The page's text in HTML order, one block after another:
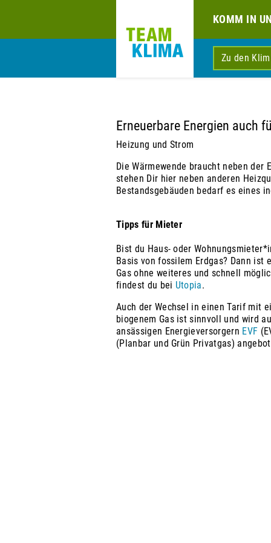
KOMM IN
Zu den
Erneuerbare Energien auch
Heizung und Strom
Die Wärmewende braucht neben
stehen Dir hier neben anderen
Bestandsgebäuden bedarf es eines
Tipps für Mieter
Bist du Haus- oder
Basis von fossilem Erdgas? Dann ist
Gas ohne weiteres und schnell
findest du bei Utopia.
Auch der Wechsel in einen Tarif mit
biogenem Gas ist sinnvoll und wird
ansässigen Energieversorgern EVF
(Planbar und Grün Privatgas)